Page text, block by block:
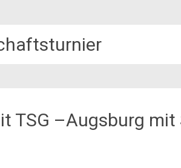
TSG –Augsburg mit